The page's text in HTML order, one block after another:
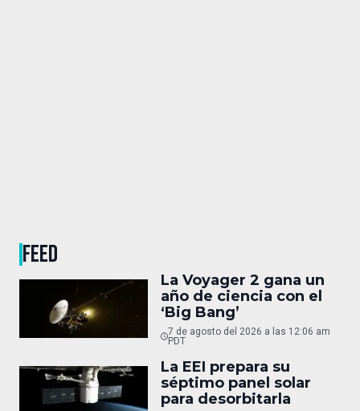
FEED
La Voyager 2 gana un
año de ciencia con el
‘Big Bang’
7 de agosto del 2026 a las 12:06 am
PDT
La EEI prepara su
séptimo panel solar
para desorbitarla